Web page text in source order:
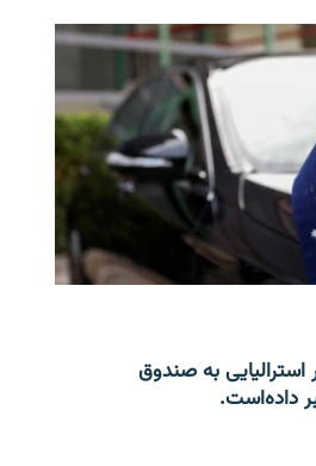
دالر استرالیایی به صندوق
داده‌است.